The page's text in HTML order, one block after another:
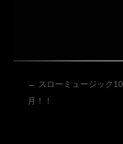
投
稿
← スローミュージック10
月！！